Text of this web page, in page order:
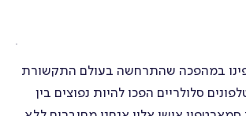
במהפכה שהתרחשה בעולם התקשורת
סלולריים הפכו להיות נפוצים בין